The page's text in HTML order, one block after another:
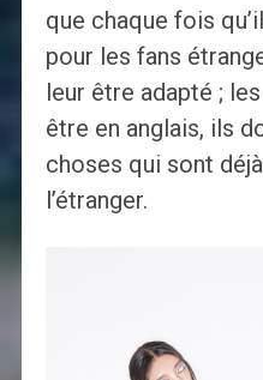
que chaque fois
pour les fans
leur être adapté ;
être en anglais, ils
choses qui sont
l’étranger.